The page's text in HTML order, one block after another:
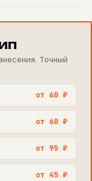
Точный
от 60 ₽
от 60 ₽
от 95 ₽
от 45 ₽